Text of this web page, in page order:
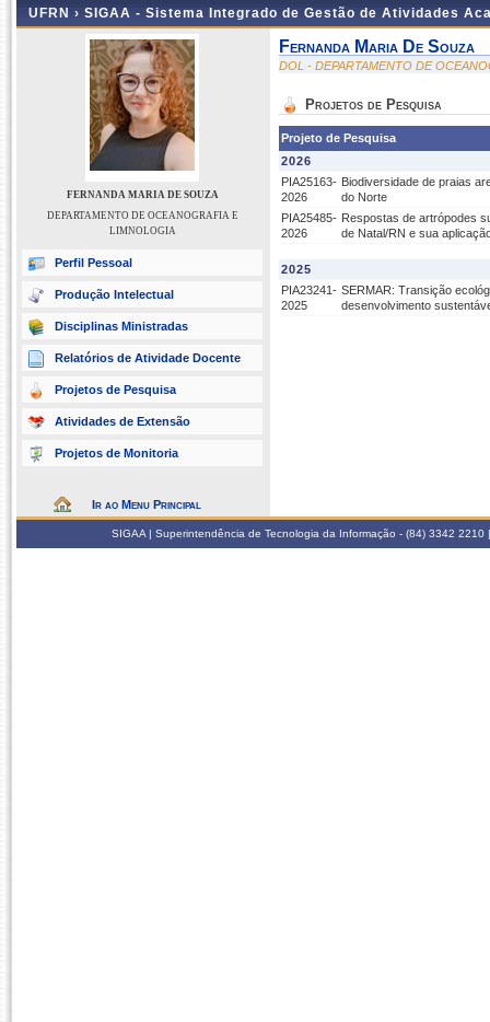
UFRN › SIGAA - Sistema Integrado de Gestão de Atividades
FERNANDA MARIA DE SOUZA
DEPARTAMENTO DE OCEANOGRAFIA E
LIMNOLOGIA
Perfil Pessoal
Produção Intelectual
Disciplinas Ministradas
Relatórios de Atividade Docente
Projetos de Pesquisa
Atividades de Extensão
Projetos de Monitoria
Ir ao Menu Principal
Fernanda Maria De Souza
DOL - DEPARTAMENTO DE
Projetos de Pesquisa
Projeto de Pesquisa
2026
PIA25163-
2026
Biodiversidade de praias
do Norte
PIA25485-
2026
Respostas de artrópodes
de Natal/RN e sua
2025
PIA23241-
2025
SERMAR: Transição
desenvolvimento
SIGAA | Superintendência de Tecnologia da Informação - (84) 3342